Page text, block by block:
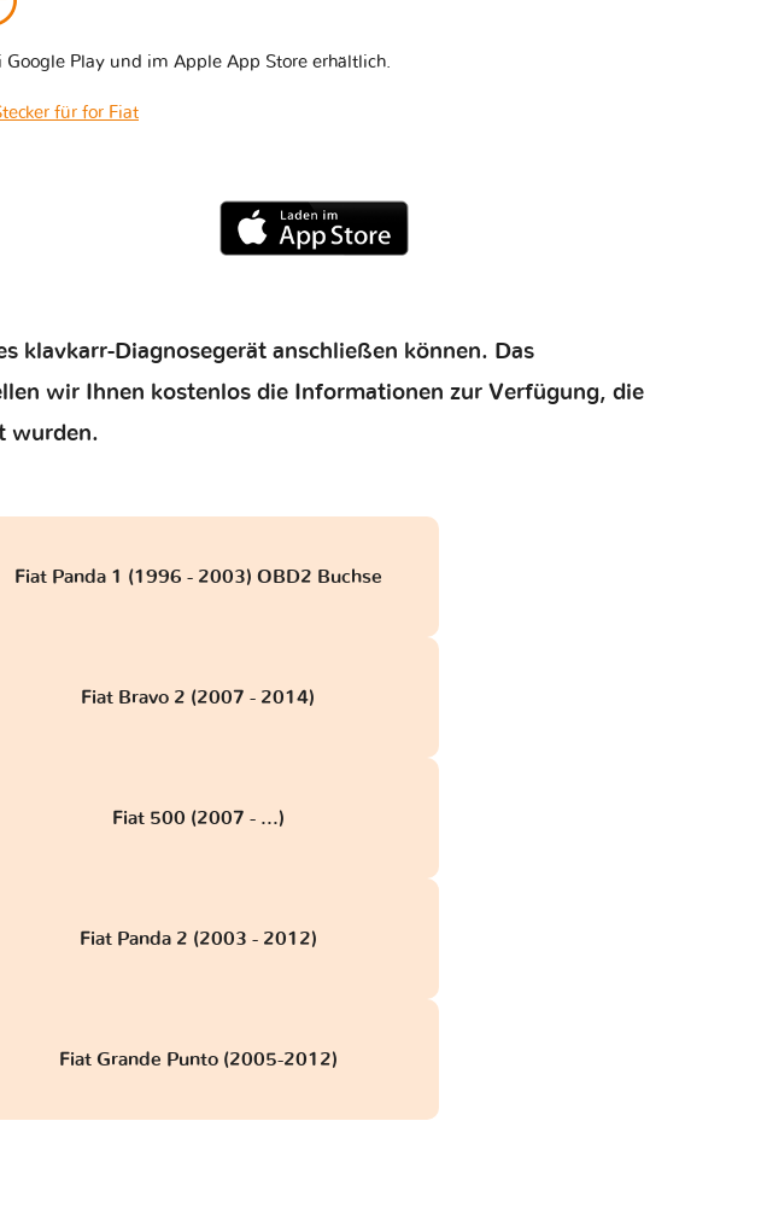
Google Play und im Apple App Store erhältlich.
für for Fiat
klavkarr-Diagnosegerät anschließen können. Das
wir Ihnen kostenlos die Informationen zur Verfügung, die
wurden.
Fiat Panda 1 (1996 - 2003) OBD2 Buchse
Fiat Bravo 2 (2007 - 2014)
Fiat 500 (2007 - ...)
Fiat Panda 2 (2003 - 2012)
Fiat Grande Punto (2005-2012)